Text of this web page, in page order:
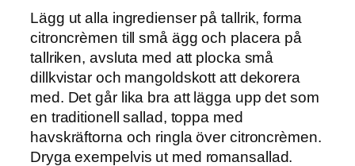
Lägg ut alla ingredienser på tallrik, forma
citroncrèmen till små ägg och placera på
tallriken, avsluta med att plocka små
dillkvistar och mangoldskott att dekorera
med. Det går lika bra att lägga upp det som
en traditionell sallad, toppa med
havskräftorna och ringla över citroncrèmen.
Dryga exempelvis ut med romansallad.